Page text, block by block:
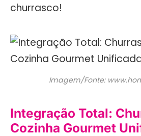
churrasco!
Imagem/Fonte:
Integração Total:
Cozinha Gourmet